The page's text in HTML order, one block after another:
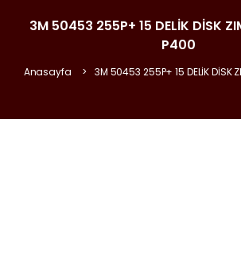
3M 50453 255P+ 15 DELİK DİSK
P400
Anasayfa 3M 50453 255P+ 15 DELİK DİSK